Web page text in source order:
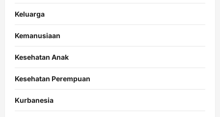
Keluarga
Kemanusiaan
Kesehatan Anak
Kesehatan Perempuan
Kurbanesia